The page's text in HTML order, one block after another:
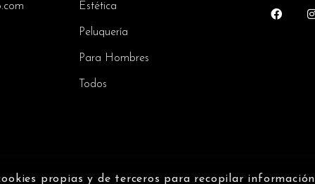
Estética
Peluquería
Para Hombres
Todos
propias y de terceros para recopilar